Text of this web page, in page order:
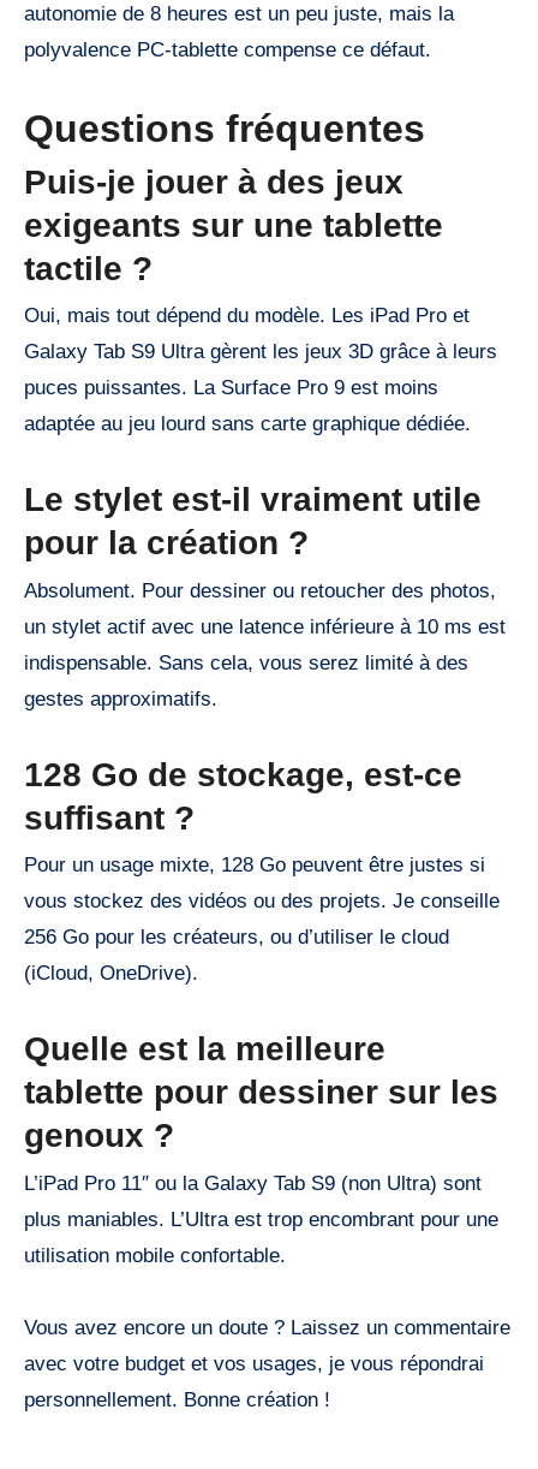
autonomie de 8 heures est un peu juste, mais la
polyvalence PC-tablette compense ce défaut.
Questions fréquentes
Puis-je jouer à des jeux
exigeants sur une tablette
tactile ?
Oui, mais tout dépend du modèle. Les iPad Pro et
Galaxy Tab S9 Ultra gèrent les jeux 3D grâce à leurs
puces puissantes. La Surface Pro 9 est moins
adaptée au jeu lourd sans carte graphique dédiée.
Le stylet est-il vraiment utile
pour la création ?
Absolument. Pour dessiner ou retoucher des photos,
un stylet actif avec une latence inférieure à 10 ms est
indispensable. Sans cela, vous serez limité à des
gestes approximatifs.
128 Go de stockage, est-ce
suffisant ?
Pour un usage mixte, 128 Go peuvent être justes si
vous stockez des vidéos ou des projets. Je conseille
256 Go pour les créateurs, ou d’utiliser le cloud
(iCloud, OneDrive).
Quelle est la meilleure
tablette pour dessiner sur les
genoux ?
L’iPad Pro 11″ ou la Galaxy Tab S9 (non Ultra) sont
plus maniables. L’Ultra est trop encombrant pour une
utilisation mobile confortable.
Vous avez encore un doute ? Laissez un commentaire
avec votre budget et vos usages, je vous répondrai
personnellement. Bonne création !